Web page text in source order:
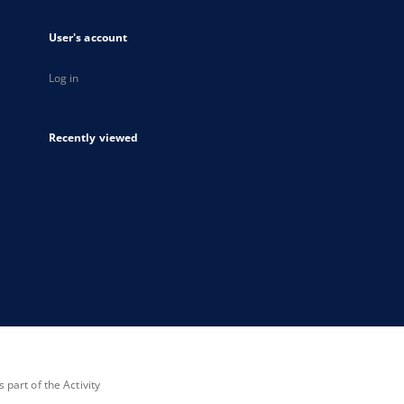
User's account
Log in
Recently viewed
part of the Activity